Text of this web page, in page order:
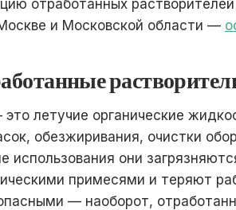
отработанных
и Московской области —
летучие органические
обезжиривания, очистки
использования они
примесями и теряют
— наоборот,